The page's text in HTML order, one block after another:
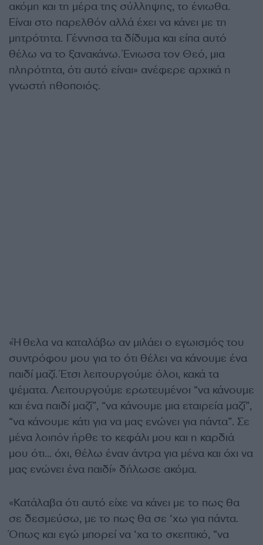
ακόμη και τη μέρα της σύλληψης, το ένιωθα.
Είναι στο παρελθόν αλλά έχει να κάνει με τη
μητρότητα. Γέννησα τα δίδυμα και είπα αυτό
θέλω να το ξανακάνω. Ένιωσα τον Θεό, μια
πληρότητα, ότι αυτό είναι» ανέφερε αρχικά η
γνωστή ηθοποιός.
«Ήθελα να καταλάβω αν μιλάει ο εγωισμός του
συντρόφου μου για το ότι θέλει να κάνουμε ένα
παιδί μαζί. Έτσι λειτουργούμε όλοι, κακά τα
ψέματα. Λειτουργούμε ερωτευμένοι “να κάνουμε
και ένα παιδί μαζί”, “να κάνουμε μια εταιρεία μαζί”,
“να κάνουμε κάτι για να μας ενώνει για πάντα”. Σε
μένα λοιπόν ήρθε το κεφάλι μου και η καρδιά
μου ότι… όχι, θέλω έναν άντρα για μένα και όχι να
μας ενώνει ένα παιδί» δήλωσε ακόμα.
«Κατάλαβα ότι αυτό είχε να κάνει με το πως θα
σε δεσμεύσω, με το πως θα σε ‘χω για πάντα.
Όπως και εγώ μπορεί να ‘χα το σκεπτικό, “να